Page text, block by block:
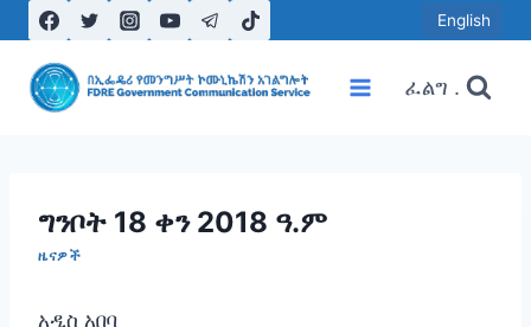
to
content
English
ፈልግ .
ግንቦት 18 ቀን 2018 ዓ.ም
ዜናዎች
አዲስ አበባ